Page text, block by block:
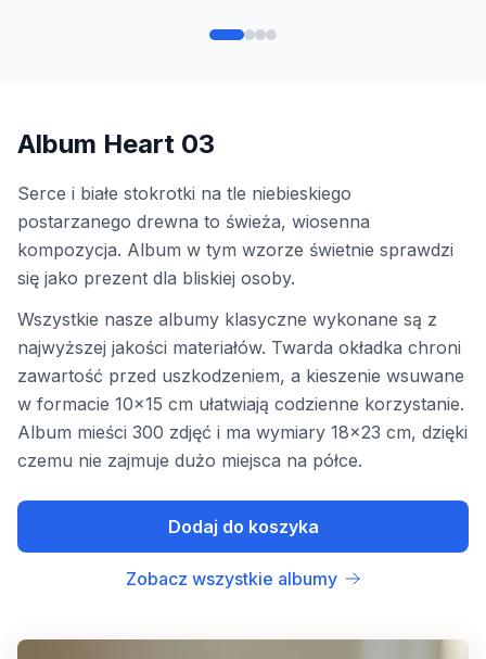
Album Heart 03
Serce i białe stokrotki na tle niebieskiego
postarzanego drewna to świeża, wiosenna
kompozycja. Album w tym wzorze świetnie sprawdzi
się jako prezent dla bliskiej osoby.
Wszystkie nasze albumy klasyczne wykonane są z
najwyższej jakości materiałów. Twarda okładka chroni
zawartość przed uszkodzeniem, a kieszenie wsuwane
w formacie 10x15 cm ułatwiają codzienne korzystanie.
Album mieści 300 zdjęć i ma wymiary 18x23 cm, dzięki
czemu nie zajmuje dużo miejsca na półce.
Dodaj do koszyka
Zobacz wszystkie albumy